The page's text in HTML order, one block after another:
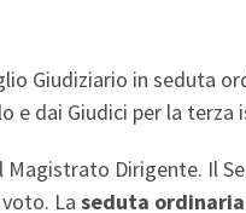
Giudiziario in seduta
e dai Giudici per la terza
Magistrato Dirigente. Il
La seduta ordinaria